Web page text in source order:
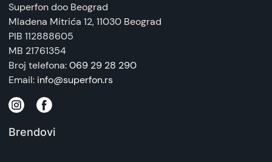
Superfon doo Beograd
Mladena Mitrića 12, 11030 Beograd
PIB 112888605
MB 21761354
Broj telefona:069 29 28 290
Email: info@superfon.rs
Brendovi